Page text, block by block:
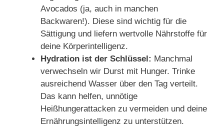
Avocados (ja, auch in manchen
Backwaren!). Diese sind wichtig für die
Sättigung und liefern wertvolle Nährstoffe für
deine Körperintelligenz.
Hydration ist der Schlüssel: Manchmal
verwechseln wir Durst mit Hunger. Trinke
ausreichend Wasser über den Tag verteilt.
Das kann helfen, unnötige
Heißhungerattacken zu vermeiden und deine
Ernährungsintelligenz zu unterstützen.